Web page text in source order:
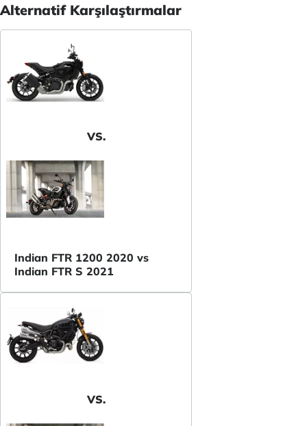
Alternatif Karşılaştırmalar
VS.
Indian FTR 1200 2020 vs
Indian FTR S 2021
VS.